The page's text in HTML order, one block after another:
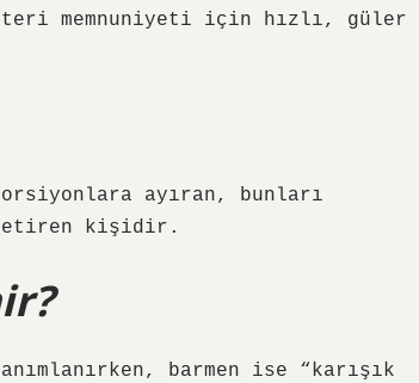
memnuniyeti için hızlı, güler
ayıran, bunları
kişidir.
barmen ise “karışık